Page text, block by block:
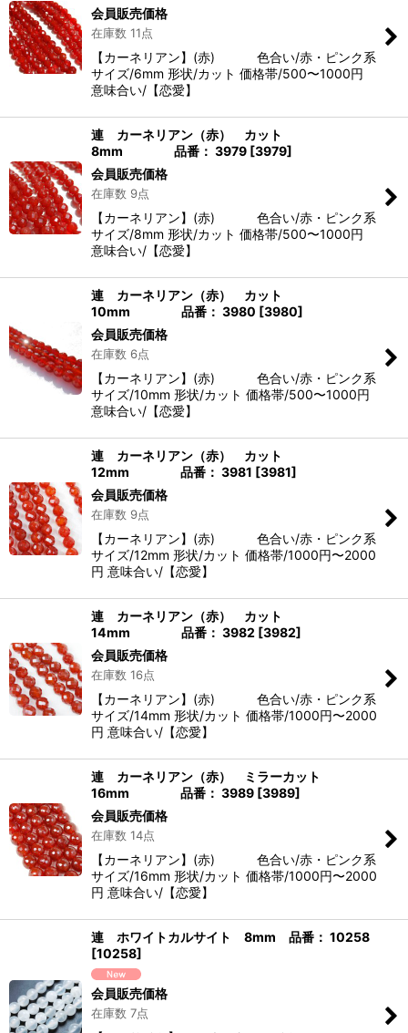
会員販売価格
在庫数 11点
【カーネリアン】(赤) 色合い/赤・ピンク系
サイズ/6mm 形状/カット 価格帯/500〜1000円
意味合い/【恋愛】
連 カーネリアン（赤） カット
8mm 品番： 3979 [3979]
会員販売価格
在庫数 9点
【カーネリアン】(赤) 色合い/赤・ピンク系
サイズ/8mm 形状/カット 価格帯/500〜1000円
意味合い/【恋愛】
連 カーネリアン（赤） カット
10mm 品番： 3980 [3980]
会員販売価格
在庫数 6点
【カーネリアン】(赤) 色合い/赤・ピンク系
サイズ/10mm 形状/カット 価格帯/500〜1000円
意味合い/【恋愛】
連 カーネリアン（赤） カット
12mm 品番： 3981 [3981]
会員販売価格
在庫数 9点
【カーネリアン】(赤) 色合い/赤・ピンク系
サイズ/12mm 形状/カット 価格帯/1000円〜2000
円 意味合い/【恋愛】
連 カーネリアン（赤） カット
14mm 品番： 3982 [3982]
会員販売価格
在庫数 16点
【カーネリアン】(赤) 色合い/赤・ピンク系
サイズ/14mm 形状/カット 価格帯/1000円〜2000
円 意味合い/【恋愛】
連 カーネリアン（赤） ミラーカット
16mm 品番： 3989 [3989]
会員販売価格
在庫数 14点
【カーネリアン】(赤) 色合い/赤・ピンク系
サイズ/16mm 形状/カット 価格帯/1000円〜2000
円 意味合い/【恋愛】
連 ホワイトカルサイト 8mm 品番： 10258
[10258]
会員販売価格
在庫数 7点